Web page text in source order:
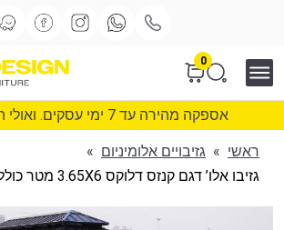
0
אספקה מהירה עד 7 ימי עסקים. ואולי הרבה לפני...
ראשי » גזיבויים אלומיניום »
גזיבו אלו’ דגם קנזס דלוקס 3.65X6 מטר כולל סגירות